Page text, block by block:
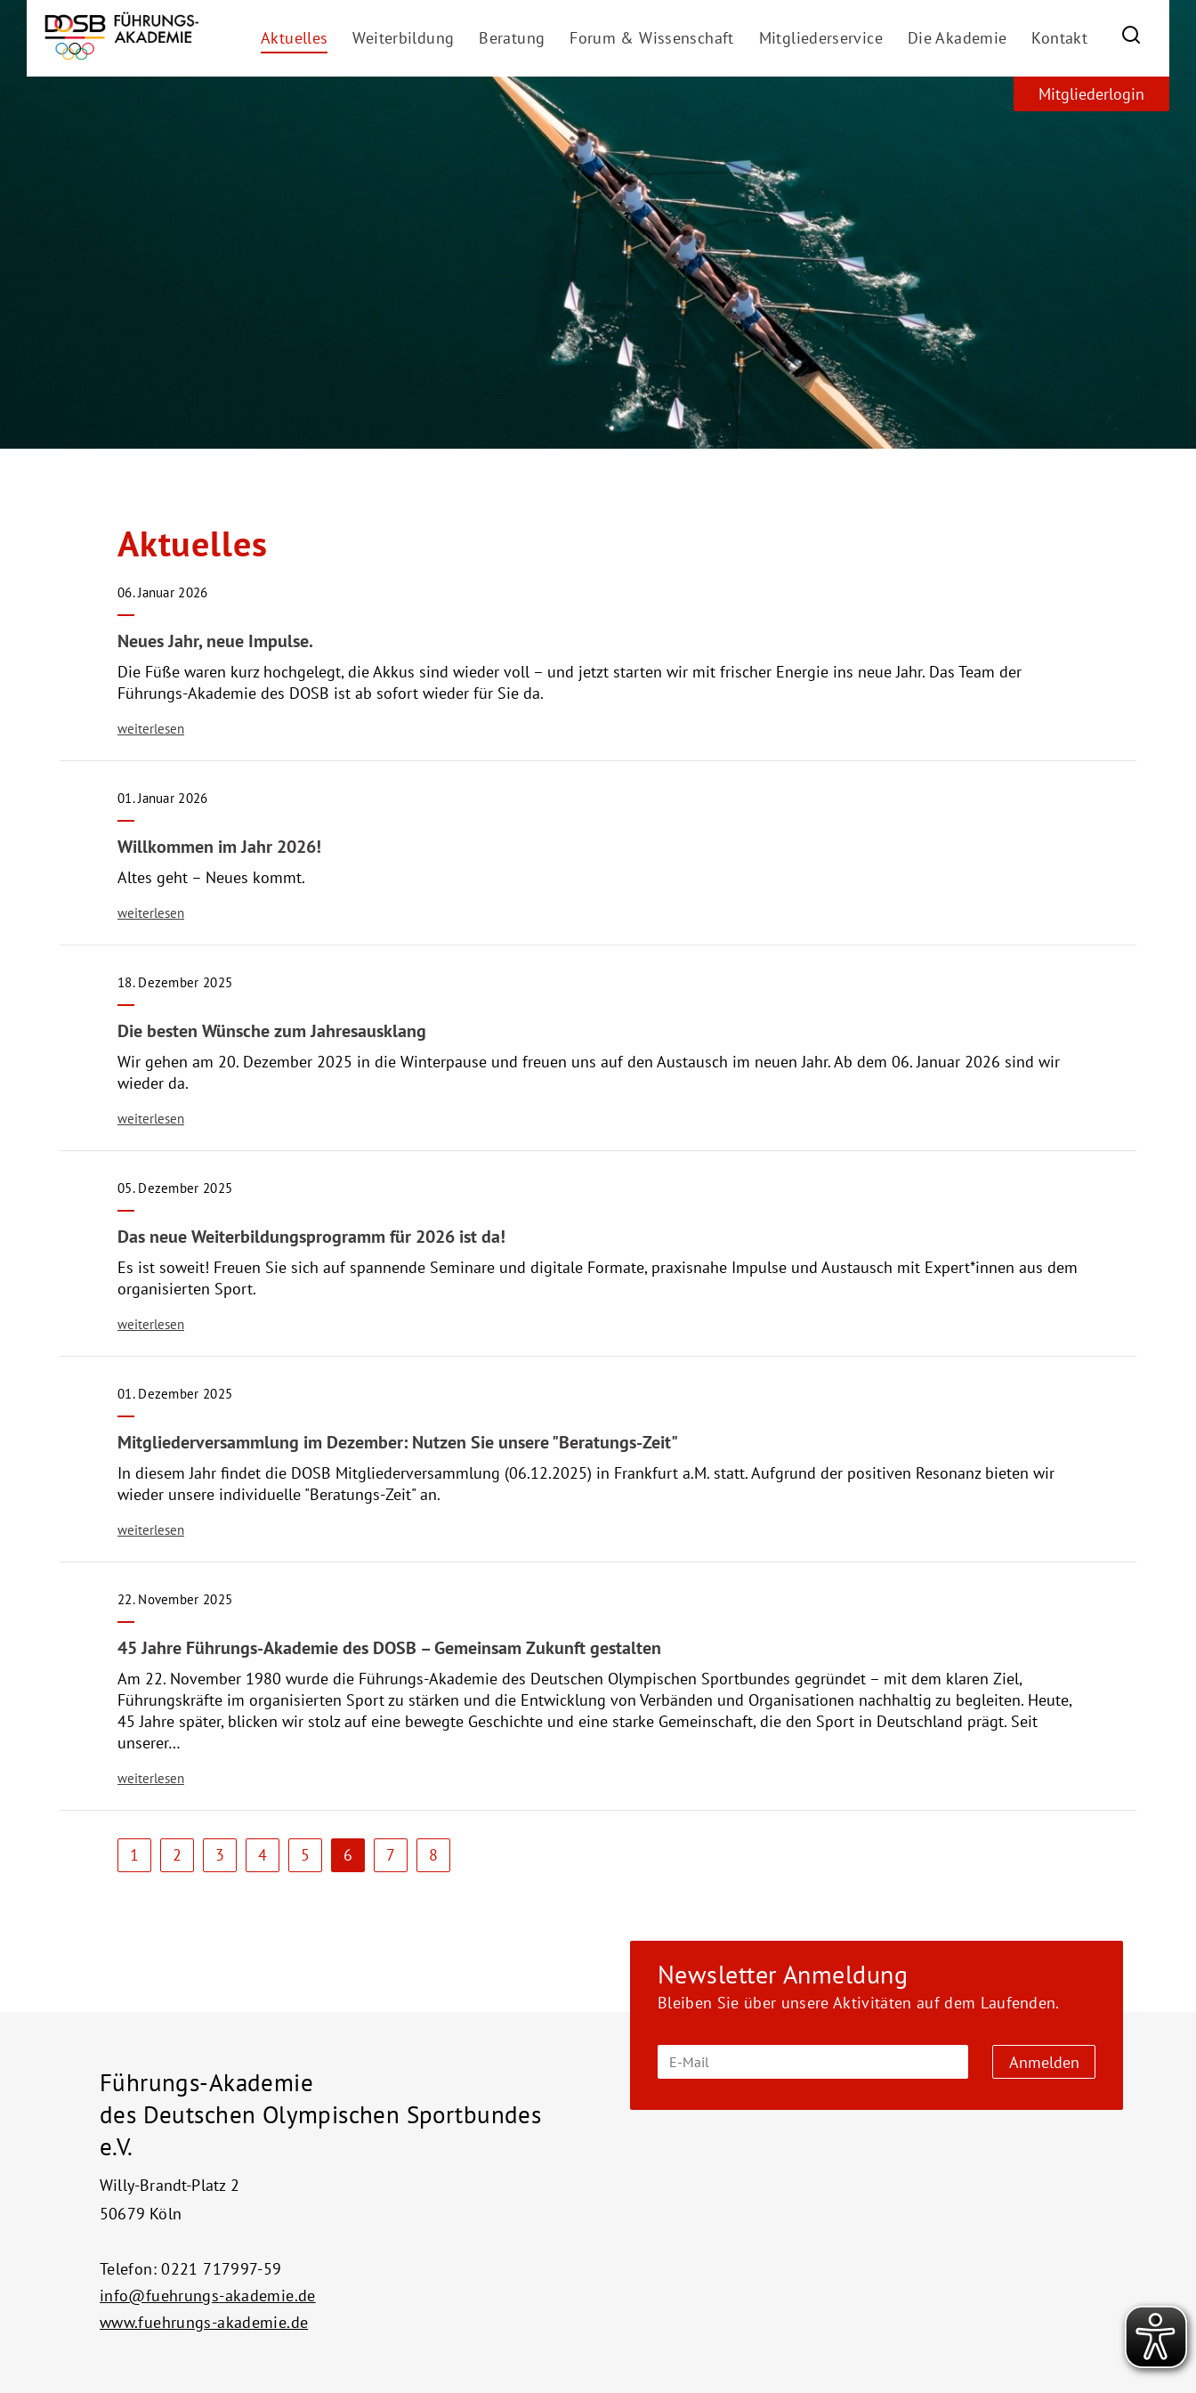
Aktuelles Weiterbildung
Aktuelle Seminare und Webinare
Datenschutzbeauftragte*r und Datenschutzkoordinator*in
Beratung
Veränderung erfolgreich gestalten
Leitbild entwickeln
Safe Sport Beratungsangebote
Olympiabewerbung
Beratungsworkshop Ehrenamt fördern
Präsidium-Workshops
Beratungsangebot Zukunftswerkstatt
Beratungsangebot Online-Moderation und Zusammenarbeit im virtuellen Team
Forum & Wissenschaft
KI im Sport
Digitale Barrierefreiheit
Krisenmanagement
Kölner Sportrede
Mitgliederservice
Rechtstelegramm
Publikationen
Digitalisierungscheck
Digitale Barrierefreiheit
Satzungscheck
Website-Check
Coaching
Die Akademie
Stellenangebote
Schutz vor interpersonaler Gewalt
Kontakt Suche
Mitgliederlogin
Aktuelles
06. Januar 2026
Neues Jahr, neue Impulse.
Die Füße waren kurz hochgelegt, die Akkus sind wieder voll – und jetzt starten wir mit frischer Energie ins neue Jahr. Das Team der
Führungs-Akademie des DOSB ist ab sofort wieder für Sie da.
weiterlesen
01. Januar 2026
Willkommen im Jahr 2026!
Altes geht – Neues kommt.
weiterlesen
18. Dezember 2025
Die besten Wünsche zum Jahresausklang
Wir gehen am 20. Dezember 2025 in die Winterpause und freuen uns auf den Austausch im neuen Jahr. Ab dem 06. Januar 2026 sind wir
wieder da.
weiterlesen
05. Dezember 2025
Das neue Weiterbildungsprogramm für 2026 ist da!
Es ist soweit! Freuen Sie sich auf spannende Seminare und digitale Formate, praxisnahe Impulse und Austausch mit Expert*innen aus dem
organisierten Sport.
weiterlesen
01. Dezember 2025
Mitgliederversammlung im Dezember: Nutzen Sie unsere "Beratungs-Zeit"
In diesem Jahr findet die DOSB Mitgliederversammlung (06.12.2025) in Frankfurt a.M. statt. Aufgrund der positiven Resonanz bieten wir
wieder unsere individuelle "Beratungs-Zeit" an.
weiterlesen
22. November 2025
45 Jahre Führungs-Akademie des DOSB – Gemeinsam Zukunft gestalten
Am 22. November 1980 wurde die Führungs-Akademie des Deutschen Olympischen Sportbundes gegründet – mit dem klaren Ziel,
Führungskräfte im organisierten Sport zu stärken und die Entwicklung von Verbänden und Organisationen nachhaltig zu begleiten. Heute,
45 Jahre später, blicken wir stolz auf eine bewegte Geschichte und eine starke Gemeinschaft, die den Sport in Deutschland prägt. Seit
unserer…
weiterlesen
1 2 3 4 5 6 7 8
Newsletter Anmeldung
Bleiben Sie über unsere Aktivitäten auf dem Laufenden.
Führungs-Akademie
des Deutschen Olympischen Sportbundes
e.V.
Willy-Brandt-Platz 2
50679 Köln
Telefon: 0221 717997-59
info@fuehrungs-akademie.de
www.fuehrungs-akademie.de